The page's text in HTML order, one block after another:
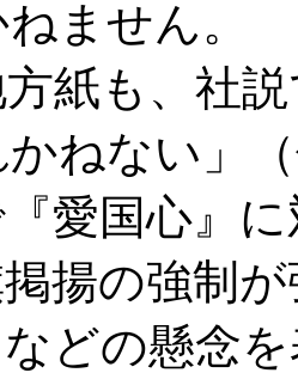
ません。
紙も、社説
ねない」
『愛国心』
揚の強制
どの懸念